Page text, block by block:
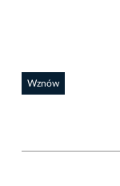
Wznów